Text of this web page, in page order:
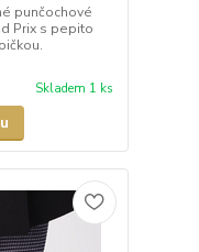
punčochové
Prix s pepito
Skladem 1 ks